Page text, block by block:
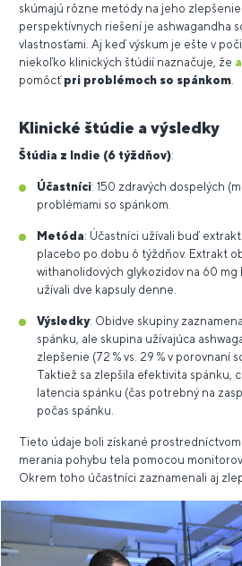
skúmajú rôzne metódy na jeho
perspektívnych riešení je ashwagandha
vlastnosťami. Aj keď výskum je ešte v
niekoľko klinických štúdií naznačuje, že
pomôcť pri problémoch so spánkom
Klinické štúdie a výsledky
Štúdia z Indie (6 týždňov):
Účastníci: 150 zdravých dospelých
problémami so spánkom.
Metóda: Účastníci užívali buď
placebo po dobu 6 týždňov. Extrakt
withanolidových glykozidov na 60 mg
užívali dve kapsuly denne.
Výsledky: Obidve skupiny
spánku, ale skupina užívajúca
zlepšenie (72 % vs. 29 % v porovnaní
Taktiež sa zlepšila efektivita spánku,
latencia spánku (čas potrebný na
počas spánku.
Tieto údaje boli získané
merania pohybu tela pomocou
Okrem toho účastníci zaznamenali aj